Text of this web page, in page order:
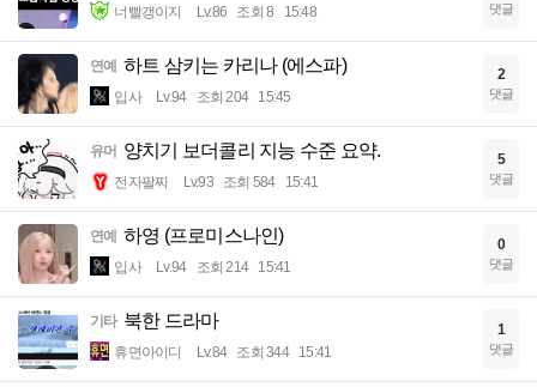
너빨갱이지 Lv.86 조회 8 15:48 댓글
연예 하트 삼키는 카리나 (에스파)
입사 Lv.94 조회 204 15:45
2
댓글
유머 양치기 보더콜리 지능 수준 요약.
전자팔찌 Lv.93 조회 584 15:41
5
댓글
연예 하영 (프로미스나인)
입사 Lv.94 조회 214 15:41
0
댓글
기타 북한 드라마
휴면아이디 Lv.84 조회 344 15:41
1
댓글